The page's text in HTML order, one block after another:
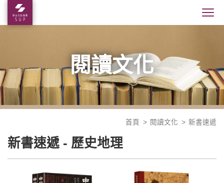
閱讀文化
首頁 閱讀文化 新書速遞
新書速遞 - 歷史地理